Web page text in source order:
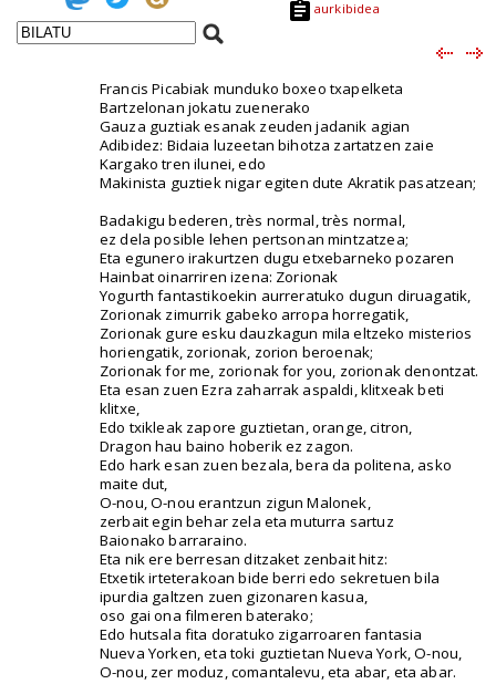
aurkibidea
Francis Picabiak munduko boxeo txapelketa
Bartzelonan jokatu zuenerako
Gauza guztiak esanak zeuden jadanik agian
Adibidez: Bidaia luzeetan bihotza zartatzen zaie
Kargako tren ilunei, edo
Makinista guztiek nigar egiten dute Akratik pasatzean;
Badakigu bederen, très normal, très normal,
ez dela posible lehen pertsonan mintzatzea;
Eta egunero irakurtzen dugu etxebarneko pozaren
Hainbat oinarriren izena: Zorionak
Yogurth fantastikoekin aurreratuko dugun diruagatik,
Zorionak zimurrik gabeko arropa horregatik,
Zorionak gure esku dauzkagun mila eltzeko misterios
horiengatik, zorionak, zorion beroenak;
Zorionak for me, zorionak for you, zorionak denontzat.
Eta esan zuen Ezra zaharrak aspaldi, klitxeak beti
klitxe,
Edo txikleak zapore guztietan, orange, citron,
Dragon hau baino hoberik ez zagon.
Edo hark esan zuen bezala, bera da politena, asko
maite dut,
O-nou, O-nou erantzun zigun Malonek,
zerbait egin behar zela eta muturra sartuz
Baionako barraraino.
Eta nik ere berresan ditzaket zenbait hitz:
Etxetik irteterakoan bide berri edo sekretuen bila
ipurdia galtzen zuen gizonaren kasua,
oso gai ona filmeren baterako;
Edo hutsala fita doratuko zigarroaren fantasia
Nueva Yorken, eta toki guztietan Nueva York, O-nou,
O-nou, zer moduz, comantalevu, eta abar, eta abar.